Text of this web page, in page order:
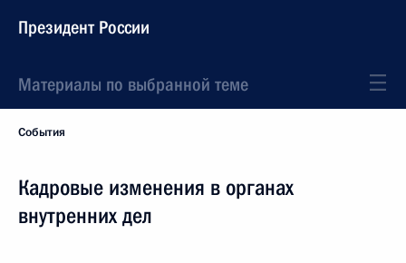
Президент России
Материалы по выбранной теме
События
Кадровые изменения в органах
внутренних дел